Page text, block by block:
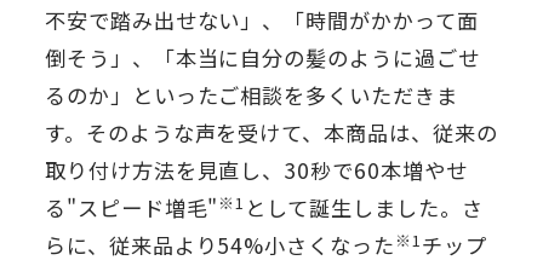
不安で踏み出せない」、「時間がかかって面
倒そう」、「本当に自分の髪のように過ごせ
るのか」といったご相談を多くいただきま
す。そのような声を受けて、本商品は、従来の
取り付け方法を見直し、30秒で60本増やせ
る"スピード増毛" ※1 として誕生しました。さ
らに、従来品より54%小さくなった ※1チップ